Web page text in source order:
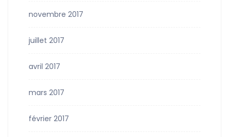
novembre 2017
juillet 2017
avril 2017
mars 2017
février 2017